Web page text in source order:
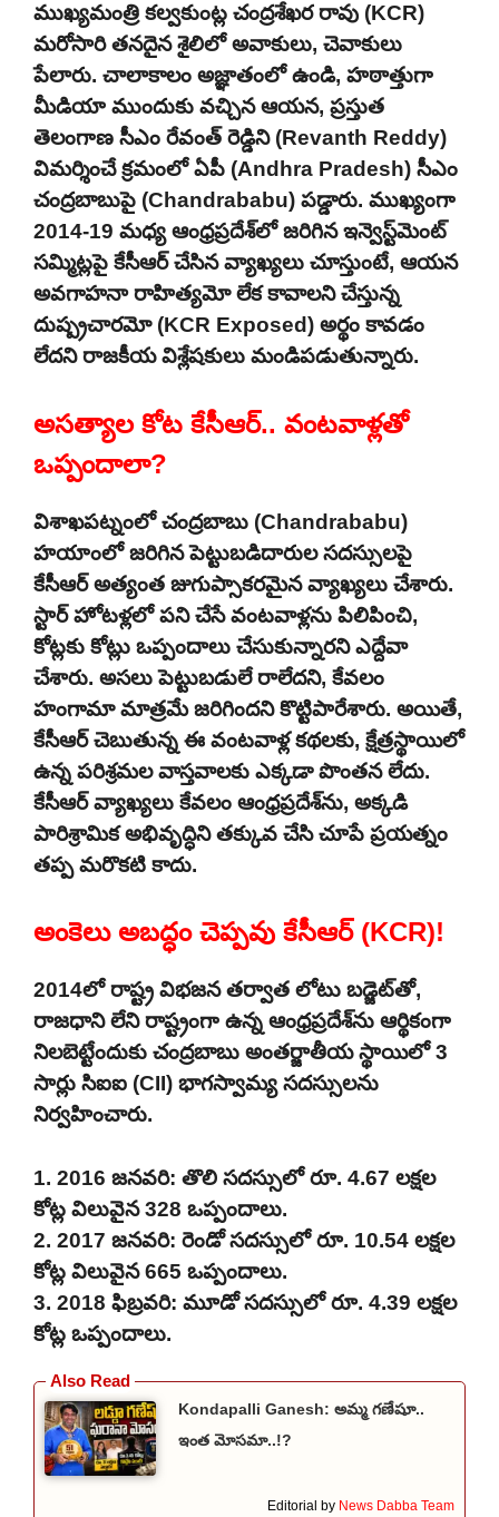
ముఖ్యమంత్రి కల్వకుంట్ల చంద్రశేఖర రావు (KCR)
మరోసారి తనదైన శైలిలో అవాకులు, చెవాకులు
పేలారు. చాలాకాలం అజ్ఞాతంలో ఉండి, హఠాత్తుగా
మీడియా ముందుకు వచ్చిన ఆయన, ప్రస్తుత
తెలంగాణ సీఎం రేవంత్ రెడ్డిని (Revanth Reddy)
విమర్శించే క్రమంలో ఏపీ (Andhra Pradesh) సీఎం
చంద్రబాబుపై (Chandrababu) పడ్డారు. ముఖ్యంగా
2014-19 మధ్య ఆంధ్రప్రదేశ్‌లో జరిగిన ఇన్వెస్ట్‌మెంట్
సమ్మిట్లపై కేసీఆర్ చేసిన వ్యాఖ్యలు చూస్తుంటే, ఆయన
అవగాహనా రాహిత్యమో లేక కావాలని చేస్తున్న
దుష్ప్రచారమో (KCR Exposed) అర్థం కావడం
లేదని రాజకీయ విశ్లేషకులు మండిపడుతున్నారు.
అసత్యాల కోట కేసీఆర్.. వంటవాళ్లతో
ఒప్పందాలా?
విశాఖపట్నంలో చంద్రబాబు (Chandrababu)
హయాంలో జరిగిన పెట్టుబడిదారుల సదస్సులపై
కేసీఆర్ అత్యంత జుగుప్సాకరమైన వ్యాఖ్యలు చేశారు.
స్టార్ హోటళ్లలో పని చేసే వంటవాళ్లను పిలిపించి,
కోట్లకు కోట్లు ఒప్పందాలు చేసుకున్నారని ఎద్దేవా
చేశారు. అసలు పెట్టుబడులే రాలేదని, కేవలం
హంగామా మాత్రమే జరిగిందని కొట్టిపారేశారు. అయితే,
కేసీఆర్ చెబుతున్న ఈ వంటవాళ్ల కథలకు, క్షేత్రస్థాయిలో
ఉన్న పరిశ్రమల వాస్తవాలకు ఎక్కడా పొంతన లేదు.
కేసీఆర్ వ్యాఖ్యలు కేవలం ఆంధ్రప్రదేశ్‌ను, అక్కడి
పారిశ్రామిక అభివృద్ధిని తక్కువ చేసి చూపే ప్రయత్నం
తప్ప మరొకటి కాదు.
అంకెలు అబద్ధం చెప్పవు కేసీఆర్ (KCR)!
2014లో రాష్ట్ర విభజన తర్వాత లోటు బడ్జెట్‌తో,
రాజధాని లేని రాష్ట్రంగా ఉన్న ఆంధ్రప్రదేశ్‌ను ఆర్థికంగా
నిలబెట్టేందుకు చంద్రబాబు అంతర్జాతీయ స్థాయిలో 3
సార్లు సిఐఐ (CII) భాగస్వామ్య సదస్సులను
నిర్వహించారు.
1. 2016 జనవరి: తొలి సదస్సులో రూ. 4.67 లక్షల
కోట్ల విలువైన 328 ఒప్పందాలు.
2. 2017 జనవరి: రెండో సదస్సులో రూ. 10.54 లక్షల
కోట్ల విలువైన 665 ఒప్పందాలు.
3. 2018 ఫిబ్రవరి: మూడో సదస్సులో రూ. 4.39 లక్షల
కోట్ల ఒప్పందాలు.
Kondapalli Ganesh: అమ్మ గణేషూ..
ఇంత మోసమా..!?
Editorial by News Dabba Team